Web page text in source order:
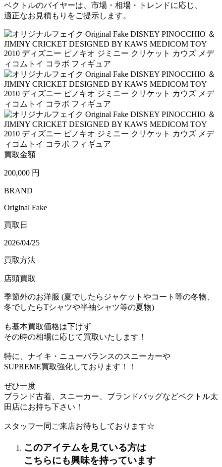
ベクトルのバイヤーは、市場・相場・トレンドに応じ、
適正なお見積もりをご提示します。
買取金額
200,000 円
BRAND
Original Fake
買取日
2026/04/25
買取方法
店頭買取
季節外のお洋服 (夏でしたらジャケットやコート等の冬物、
冬でしたらTシャツや半袖シャツ等の夏物)
も基本買取価格は下げず
その時の相場に応じて買取いたします！
特に、ナイキ・ニューバランスのスニーカーや
SUPREME買取強化しております！！
ぜひ一度
ブランド古着、スニーカー、ブランドバッグなどベクトル太
田店にお持ち下さい！
スタッフ一同ご来店お待ちしております☆
このアイテムを見ている方は
こちらにも興味を持っています